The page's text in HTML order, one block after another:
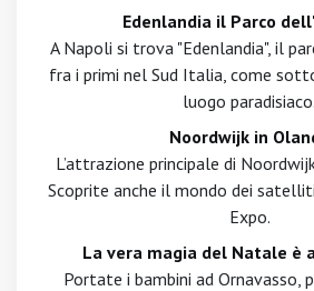
Edenlandia il Parco
A Napoli si trova "Edenlandia", il
fra i primi nel Sud Italia, come
luogo paradisiaco.
Noordwijk in
L’attrazione principale di
Scoprite anche il mondo dei
Expo.
La vera magia del Natale è
Portate i bambini ad Ornavasso,